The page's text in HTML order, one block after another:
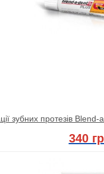
зубних протезів
340